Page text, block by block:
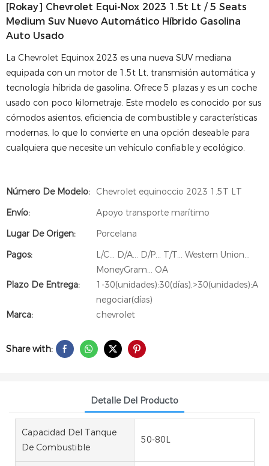
[rokay] Chevrolet Equi-Nox 2023 1.5t Lt / 5 Seats
Medium Suv Nuevo Automático Híbrido Gasolina
Auto Usado
La Chevrolet Equinox 2023 es una nueva SUV mediana
equipada con un motor de 1.5t Lt, transmisión automática y
tecnología híbrida de gasolina. Ofrece 5 plazas y es un coche
usado con poco kilometraje. Este modelo es conocido por sus
cómodos asientos, eficiencia de combustible y características
modernas, lo que lo convierte en una opción deseable para
cualquiera que necesite un vehículo confiable y ecológico.
Número De Modelo:
Chevrolet equinoccio 2023 1.5T LT
Envío:
Apoyo transporte marítimo
Lugar De Origen:
Porcelana
Pagos:
L/C... D/A... D/P... T/T... Western Union...
MoneyGram... OA
Plazo De Entrega:
1-30(unidades):30(días),>30(unidades):A
negociar(días)
Marca:
chevrolet
Share with:
Detalle Del Producto
Capacidad Del Tanque
De Combustible
50-80L